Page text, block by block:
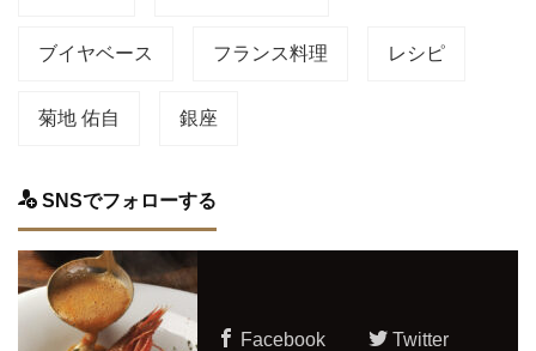
ブイヤベース フランス料理 レシピ
菊地 佑自 銀座
SNSでフォローする
Facebook Twitter